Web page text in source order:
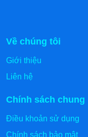
Về chúng tôi
Giới thiệu
Liên hệ
Chính sách chung
Điều khoản sử dụng
Chính sách bảo mật